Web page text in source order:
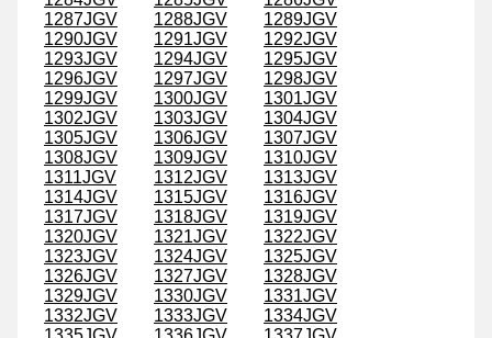
1287JGV
1288JGV
1289JGV
1290JGV
1291JGV
1292JGV
1293JGV
1294JGV
1295JGV
1296JGV
1297JGV
1298JGV
1299JGV
1300JGV
1301JGV
1302JGV
1303JGV
1304JGV
1305JGV
1306JGV
1307JGV
1308JGV
1309JGV
1310JGV
1311JGV
1312JGV
1313JGV
1314JGV
1315JGV
1316JGV
1317JGV
1318JGV
1319JGV
1320JGV
1321JGV
1322JGV
1323JGV
1324JGV
1325JGV
1326JGV
1327JGV
1328JGV
1329JGV
1330JGV
1331JGV
1332JGV
1333JGV
1334JGV